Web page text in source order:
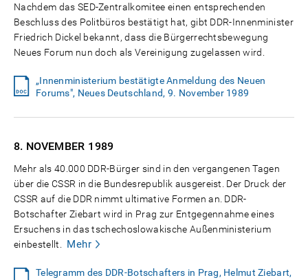
Nachdem das SED-Zentralkomitee einen entsprechenden
Beschluss des Politbüros bestätigt hat, gibt DDR-Innenminister
Friedrich Dickel bekannt, dass die Bürgerrechtsbewegung
Neues Forum nun doch als Vereinigung zugelassen wird.
„Innenministerium bestätigte Anmeldung des Neuen
Forums", Neues Deutschland, 9. November 1989
8. NOVEMBER 1989
Mehr als 40.000 DDR-Bürger sind in den vergangenen Tagen
über die CSSR in die Bundesrepublik ausgereist. Der Druck der
CSSR auf die DDR nimmt ultimative Formen an. DDR-
Botschafter Ziebart wird in Prag zur Entgegennahme eines
Ersuchens in das tschechoslowakische Außenministerium
einbestellt.
Mehr
Telegramm des DDR-Botschafters in Prag, Helmut Ziebart,